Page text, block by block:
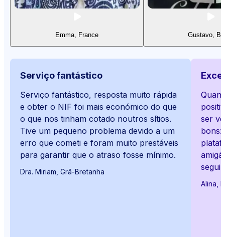
Emma, France Gustavo,
Serviço fantástico
Serviço fantástico, resposta muito rápida
e obter o NIF foi mais económico do que
o que nos tinham cotado noutros sítios.
Tive um pequeno problema devido a um
erro que cometi e foram muito prestáveis
para garantir que o atraso fosse mínimo.
Dra. Miriam, Grã-Bretanha
ser
bons:
Alina,